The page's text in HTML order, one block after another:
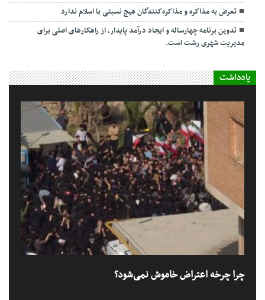
تعرض به مذاکره و مذاکره‌کنندگان هیچ نسبتی با اسلام ندارد
تدوین برنامه چهارساله و ایجاد درآمد پایدار، از راهکارهای اصلی برای
مدیریت شهری رشت است.
یادداشت
چرا چرخه اعتراض خاموش نمی‌شود؟